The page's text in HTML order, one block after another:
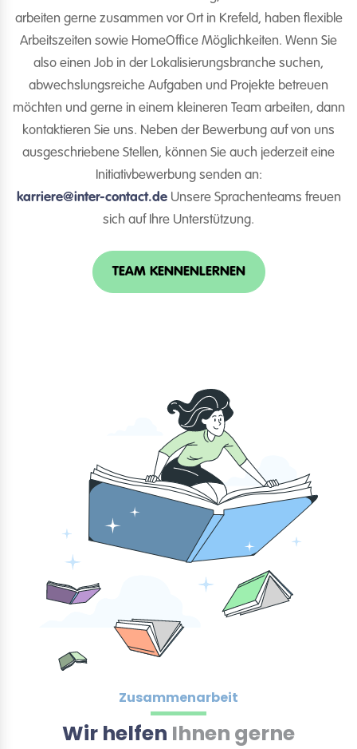
arbeiten gerne zusammen vor Ort in Krefeld, haben flexible
Arbeitszeiten sowie HomeOffice Möglichkeiten. Wenn Sie
also einen Job in der Lokalisierungsbranche suchen,
abwechslungsreiche Aufgaben und Projekte betreuen
möchten und gerne in einem kleineren Team arbeiten, dann
kontaktieren Sie uns. Neben der Bewerbung auf von uns
ausgeschriebene Stellen, können Sie auch jederzeit eine
Initiativbewerbung senden an:
karriere@inter-contact.deUnsere Sprachenteams freuen
sich auf Ihre Unterstützung.
TEAM KENNENLERNEN
Zusammenarbeit
Wir helfen Ihnen gerne